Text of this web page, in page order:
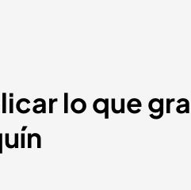
lo que